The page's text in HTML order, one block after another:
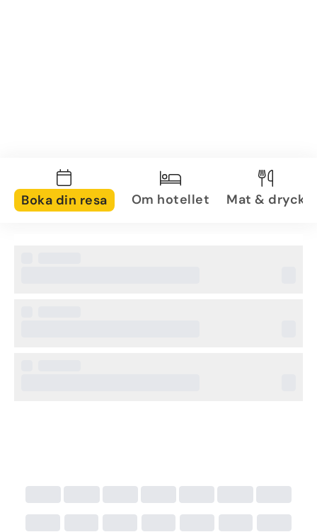
Boka din resa Om hotellet Mat & dryck